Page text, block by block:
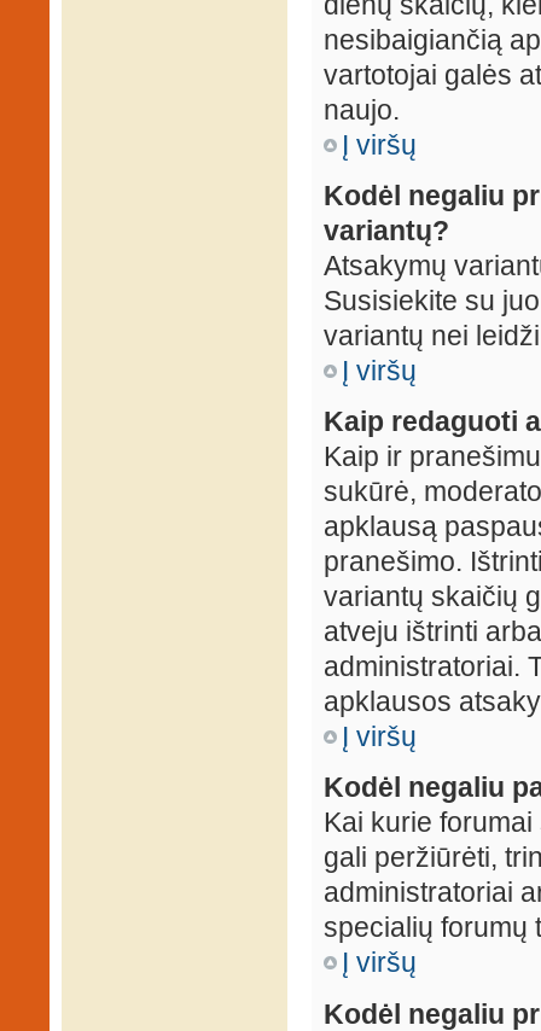
nesibaigiančią
vartotojai galės
naujo.
Į viršų
Kodėl negaliu
variantų?
Atsakymų
Susisiekite su
variantų nei
Į viršų
Kaip redaguoti
Kaip ir
sukūrė,
apklausą
pranešimo.
variantų skaičių
atveju ištrinti
administratoriai.
apklausos
Į viršų
Kodėl negaliu
Kai kurie
gali peržiūrėti,
administratoriai
specialių forumų
Į viršų
Kodėl negaliu